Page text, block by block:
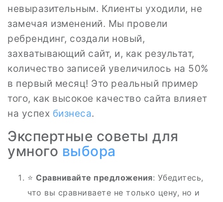
невыразительным. Клиенты уходили, не
замечая изменений. Мы провели
ребрендинг, создали новый,
захватывающий сайт, и, как результат,
количество записей увеличилось на 50%
в первый месяц! Это реальный пример
того, как высокое качество сайта влияет
на успех бизнеса.
Экспертные советы для
умного выбора
⭐ Сравнивайте предложения: Убедитесь,
что вы сравниваете не только цену, но и